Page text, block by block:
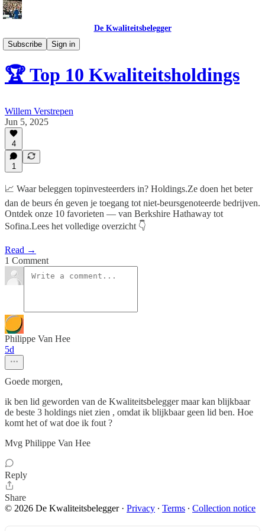
De Kwaliteitsbelegger
Subscribe
Sign in
Analyses
🏆 Top 10 Kwaliteitsholdings
Willem Verstrepen
Jun 5, 2025
4
1
📈 Waar beleggen topinvesteerders in? Holdings.Ze doen het beter
dan de beurs én geven je toegang tot niet-beursgenoteerde bedrijven.
Ontdek onze 10 favorieten — van Berkshire Hathaway tot
Sofina.Lees het volledige overzicht 👇
Read →
1 Comment
Philippe Van Hee
5d
Goede morgen,
ik ben lid geworden van de Kwaliteitsbelegger maar kan blijkbaar
de beste 3 holdings niet zien , omdat ik blijkbaar geen lid ben. Hoe
komt het of wat doe ik fout ?
Mvg Philippe Van Hee
Reply
Share
© 2026 De Kwaliteitsbelegger· Privacy ∙ Terms ∙ Collection notice